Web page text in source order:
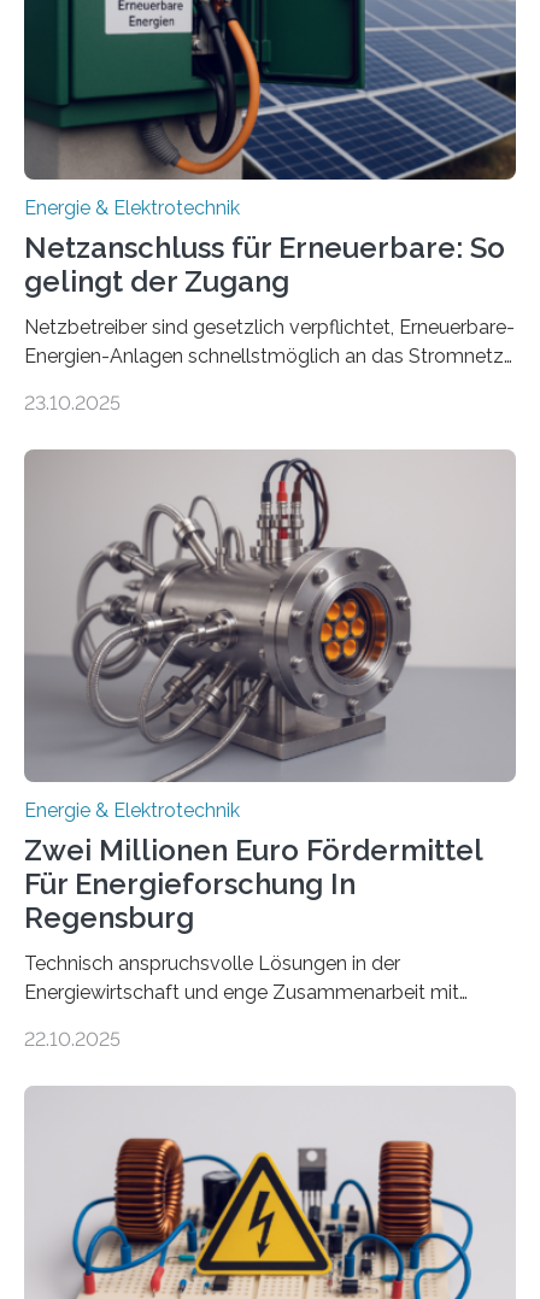
von drei Jahren und ein Gesamtvolumen von rund 2,9
Millionen Euro, wovon 2,6 Millionen Euro durch das
Ministerium für Umwelt, Klima und…
Energie & Elektrotechnik
Netzanschluss für Erneuerbare: So
gelingt der Zugang
Netzbetreiber sind gesetzlich verpflichtet, Erneuerbare-
Energien-Anlagen schnellstmöglich an das Stromnetz
ermöglichen. Doch der dafür nötige Netzausbau hinkt
einem „Anschlussstau“. Die Stiftung
Umweltenergierecht hat den Rechtsrahmen in einem
neuen Bericht für die Praxis eingeordnet – inklusive der
Rolle von flexiblen Netzanschlussvereinbarungen. Der
Netzanschluss von Erneuerbare-Energien-Anlagen
(EE-Anlagen) ist entscheidend für die Energiewende.
Denn ohne Anschluss an das Netz kann kein Strom
eingespeist werden. Nach dem Erneuerbare-Energien-
Gesetz (EEG) sind Netzbetreiber…
23.10.2025
Energie & Elektrotechnik
Zwei Millionen Euro Fördermittel
Für Energieforschung In
Regensburg
Technisch anspruchsvolle Lösungen in der
Energiewirtschaft und enge Zusammenarbeit mit
neuen EU-geförderten Transfer-Projekte zu
Energietechnologien werden vom Europäischen
Sozialfonds Plus (ESF+) gefördert – mit einer
Gesamtsumme von mehr als zwei Millionen Euro.
Damit zählt die Hochschule zu den großen
Gewinnerinnen der aktuellen Förderrunde des
Bayerischen Wissenschaftsministeriums. Im
22.10.2025